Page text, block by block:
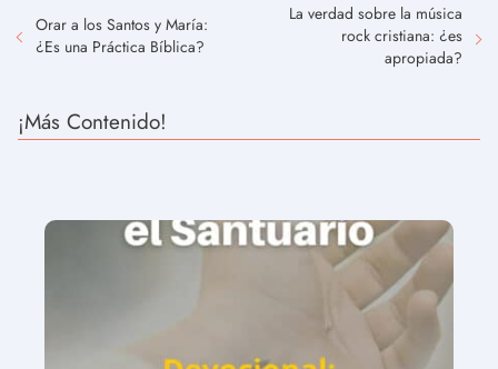
Orar a los Santos y María:
¿Es una Práctica Bíblica?
La verdad sobre la música
rock cristiana: ¿es
apropiada?
¡Más Contenido!